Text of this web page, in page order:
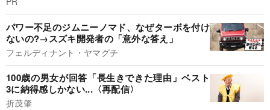
パワー不足のジムニーノマド、なぜターボを付け
ないの?→スズキ開発者の「意外な答え」
フェルディナント・ヤマグチ
100歳の男女が回答「長生きできた理由」ベスト
3に納得感しかない...〈再配信〉
折茂肇